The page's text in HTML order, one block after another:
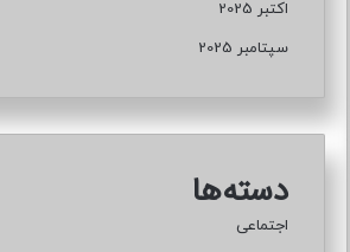
اکتبر 2025
سپتامبر 2025
دسته‌ها
اجتماعی